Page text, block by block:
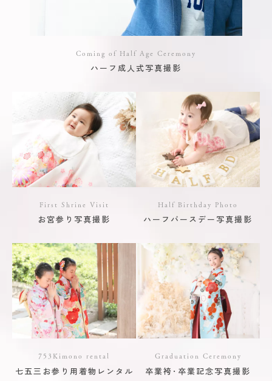
Coming of Half Age Ceremony
ハーフ成人式写真撮影
First Shrine Visit
お宮参り写真撮影
Half Birthday Photo
ハーフバースデー写真撮影
753Kimono rental
七五三お参り用着物レンタル
Graduation Ceremony
卒業袴･卒業記念写真撮影